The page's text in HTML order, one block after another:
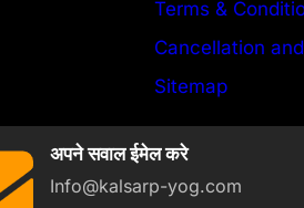
Terms &
Cancellation
Sitemap
अपने सवाल ईमेल करे
Info@kalsarp-yog.com